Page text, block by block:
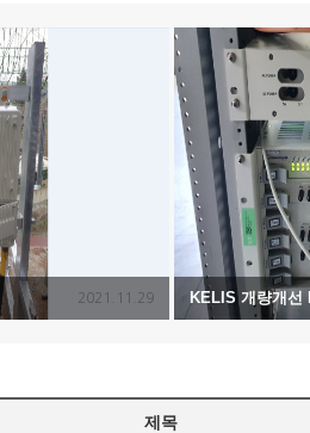
2021.11.29 KELIS 개량개선
제목